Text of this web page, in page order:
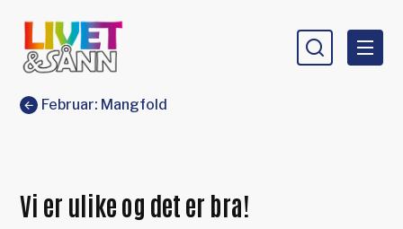
Du er her:
Februar: Mangfold
Vi er ulike og det er bra!